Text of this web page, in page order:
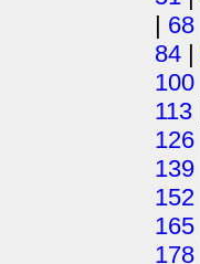
| 68
84 |
100
113
126
139
152
165
178